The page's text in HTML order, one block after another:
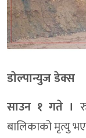
डाेल्पान्युज डेक्स
साउन १ गते ।
बालिकाको मृत्यु